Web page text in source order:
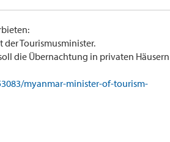
Tourismusminister.
die Übernachtung in privaten Häusern
myanmar-minister-of-tourism-